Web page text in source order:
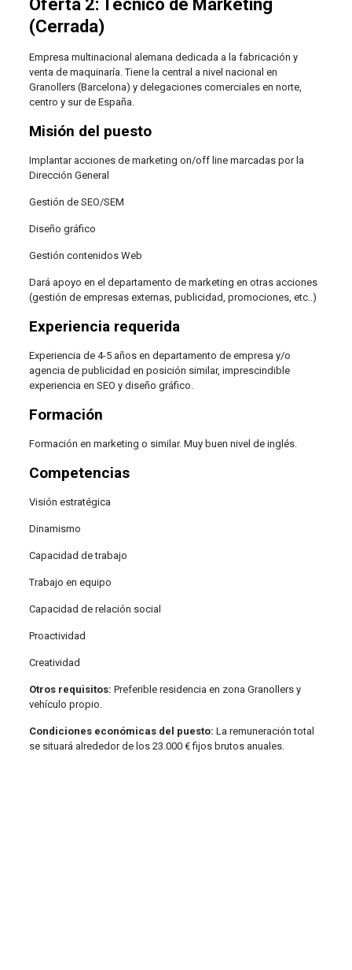
Oferta 2: Técnico de Marketing
(Cerrada)
Empresa multinacional alemana dedicada a la fabricación y
venta de maquinaría. Tiene la central a nivel nacional en
Granollers (Barcelona) y delegaciones comerciales en norte,
centro y sur de España.
Misión del puesto
Implantar acciones de marketing on/off line marcadas por la
Dirección General
Gestión de SEO/SEM
Diseño gráfico
Gestión contenidos Web
Dará apoyo en el departamento de marketing en otras acciones
(gestión de empresas externas, publicidad, promociones, etc..)
Experiencia requerida
Experiencia de 4-5 años en departamento de empresa y/o
agencia de publicidad en posición similar, imprescindible
experiencia en SEO y diseño gráfico.
Formación
Formación en marketing o similar. Muy buen nivel de inglés.
Competencias
Visión estratégica
Dinamismo
Capacidad de trabajo
Trabajo en equipo
Capacidad de relación social
Proactividad
Creatividad
Otros requisitos: Preferible residencia en zona Granollers y
vehículo propio.
Condiciones económicas del puesto: La remuneración total
se situará alrededor de los 23.000 € fijos brutos anuales.